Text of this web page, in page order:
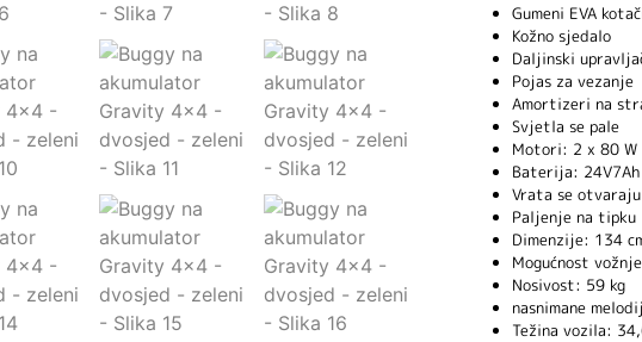
Gumeni EVA
Kožno sjedalo
Daljinski
Pojas za vezanje
Amortizeri na
Svjetla se pale
Motori: 2 x 80 W
Baterija: 24V7Ah
Vrata se otvaraju
Paljenje na tipku
Dimenzije: 134
Mogućnost
Nosivost: 59 kg
nasnimane
Težina vozila: